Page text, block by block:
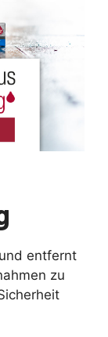
entfernt
zu